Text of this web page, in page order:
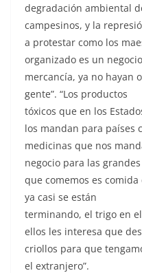
degradación ambiental
campesinos, y la
a protestar como los
organizado es un
mercancía, ya no hayan
gente”. “Los productos
tóxicos que en los
los mandan para países
medicinas que nos
negocio para las
que comemos es
ya casi se están
terminando, el trigo en
ellos les interesa que
criollos para que
el extranjero”.